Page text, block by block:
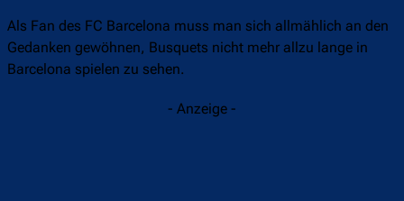
Als Fan des FC Barcelona muss man sich allmählich an den
Gedanken gewöhnen, Busquets nicht mehr allzu lange in
Barcelona spielen zu sehen.
- Anzeige -